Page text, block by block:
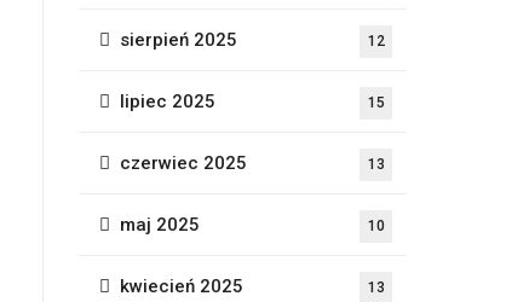
sierpień 2025 12
lipiec 2025 15
czerwiec 2025 13
maj 2025 10
kwiecień 2025 13